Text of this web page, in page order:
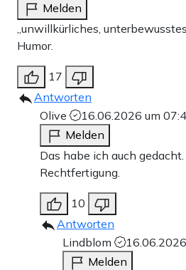
Melden
„unwillkürliches,
Humor.
17
Antworten
Olive
16.06.2026 um
Melden
Das habe ich auch
Rechtfertigung.
10
Antworten
Lindblom
Melden